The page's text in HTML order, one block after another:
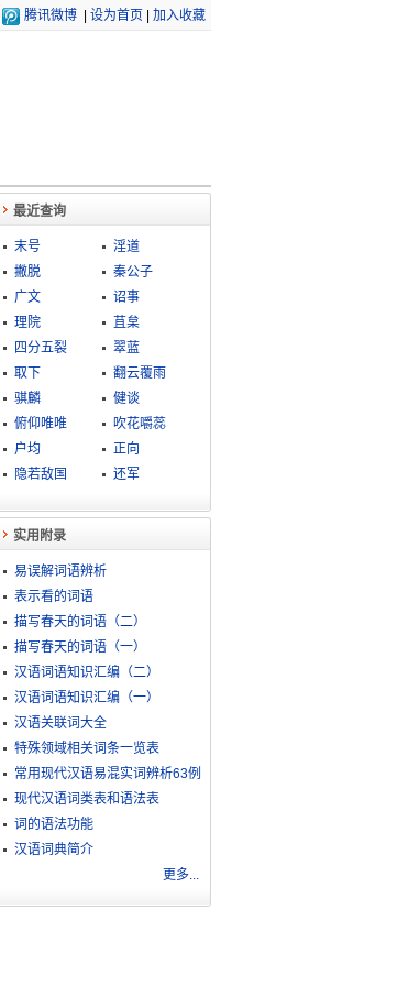
腾讯微博 设为首页 加入收藏
最近查询
末号
淫道
撇脱
秦公子
广文
诏事
理院
苴枲
四分五裂
翠蓝
取下
翻云覆雨
骐麟
健谈
俯仰唯唯
吹花嚼蕊
户均
正向
隐若敌国
还军
实用附录
易误解词语辨析
表示看的词语
描写春天的词语（二）
描写春天的词语（一）
汉语词语知识汇编（二）
汉语词语知识汇编（一）
汉语关联词大全
特殊领域相关词条一览表
常用现代汉语易混实词辨析63例
现代汉语词类表和语法表
词的语法功能
汉语词典简介
更多...